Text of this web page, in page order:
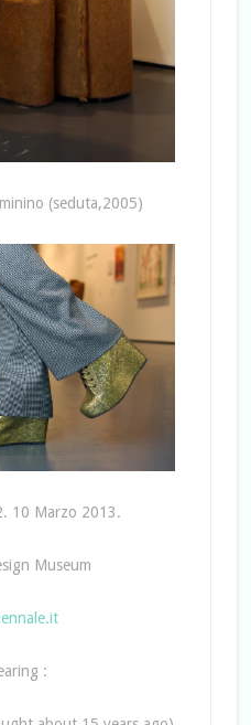
(seduta,2005)
10 Marzo 2013.
Museum
: